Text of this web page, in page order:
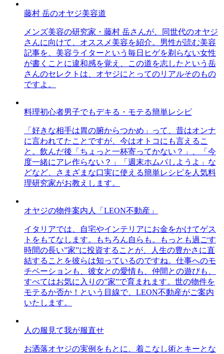
藤村 岳のオヤジ美容道
メンズ美容の研究家・藤村 岳さんが、同世代のオヤジ
さんに向けて、オススメ美容を紹介。男性が読む美容
記事を、美容ライターという毎日ヒゲを剃らない女性
が書くことに違和感を覚え、この道を志したという岳
さんのセレクトは、オヤジにとってのリアルそのもの
ですよ。
料理初心者男子でもデキる・モテる簡単レシピ
「好きな相手は胃の腑からつかめ」って、昔はオンナ
に言われてたことですが、今はオトコにも言えるこ
と。飲んだ後「ちょっと一杯寄ってかない？」、「今
度一緒にアレ作らない？」「週末ホムパしようよ」な
どなど、さまざまな口実に使える簡単レシピを人気料
理研究家がお教えします。
オヤジの物件案内人「LEON不動産」
イタリアでは、自宅やインテリアにお金をかけてゲス
トをもてなします。もちろん自らも。もっとも過ごす
時間の長い”家”に投資することが、人生の豊かさに直
結することを彼らは知っているのですね。仕事へのモ
チベーションも、彼女との愛情も、仲間との遊びも、
すべてはお気に入りの”家”で育まれます。世の物件を
モテるか否か！という目線で、LEON不動産がご案内
いたします。
人の服見て我が服直せ
お洒落オヤジの実例をもとに、着こなし術とキーとな